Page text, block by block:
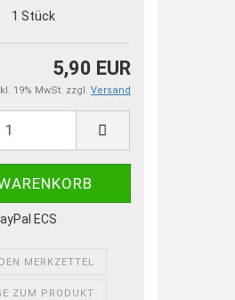
1Stück
5,90 EUR
19% MwSt. zzgl. Versand
MERKZETTEL
ZUM PRODUKT